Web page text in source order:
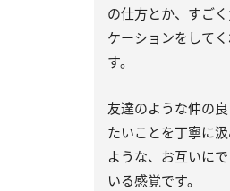
の仕方とか、すご
ケーションをして
す。
友達のような仲の
たいことを丁寧に
ような、お互いに
いる感覚です。